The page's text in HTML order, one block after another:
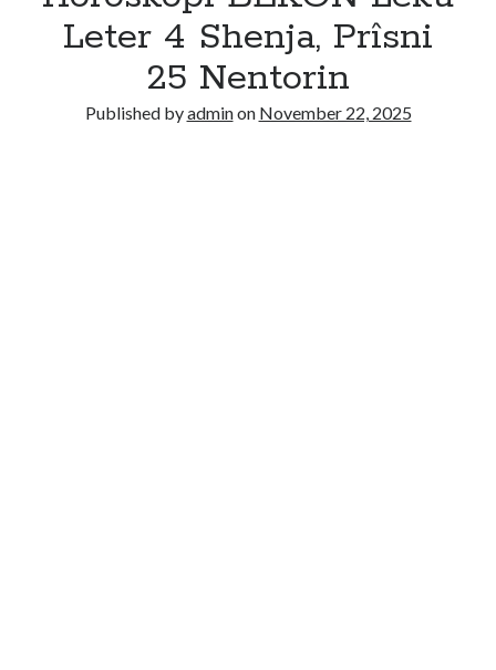
Leter 4 Shenja, Prîsni
25 Nentorin
Published byadminon November 22, 2025